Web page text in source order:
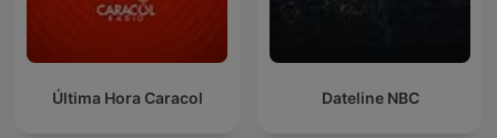
Última Hora Caracol Dateline NBC